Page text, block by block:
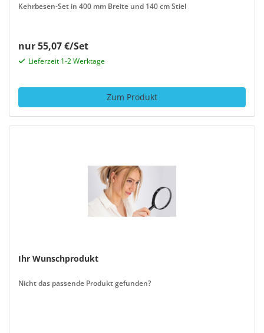
Kehrbesen-Set in 400 mm Breite und 140 cm Stiel
nur 55,07 €/Set
Lieferzeit 1-2 Werktage
Zum Produkt
Ihr Wunschprodukt
Nicht das passende Produkt gefunden?